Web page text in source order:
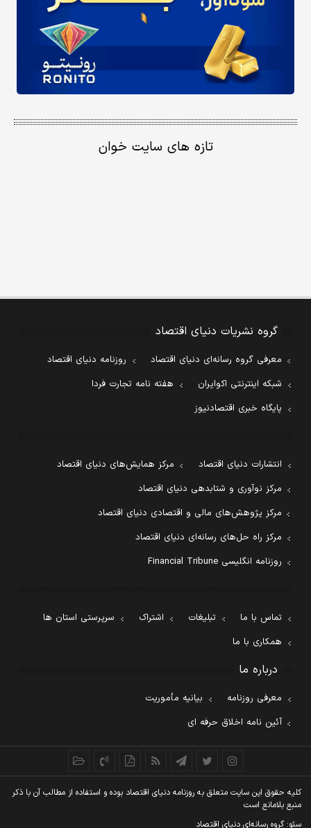
تازه های سایت خوان
گروه نشریات دنیای اقتصاد
معرفی گروه رسانه‌ای دنیای اقتصاد
روزنامه دنیای اقتصاد
شبکه اینترنتی اکوایران
هفته نامه تجارت فردا
پایگاه خبری اقتصادنیوز
انتشارات دنیای اقتصاد
مرکز همایش‌های دنیای اقتصاد
مرکز نوآوری و شتابدهی دنیای اقتصاد
مرکز پژوهش‌های مالی و اقتصادی دنیای اقتصاد
مرکز راه حل‌های رسانه‌ای دنیای اقتصاد
روزنامه انگلیسی Financial Tribune
تماس با ما تبلیغات اشتراک
سرپرستی استان ها
همکاری با ما
درباره ما
معرفی روزنامه
بیانیه مأموریت
آئین نامه اخلاق حرفه ای
کليه حقوق اين سايت متعلق به روزنامه دنيای اقتصاد بوده و استفاده از مطالب آن با ذکر
منبع بلامانع است
سئو: گروه رسانه‌ای دنیای اقتصاد